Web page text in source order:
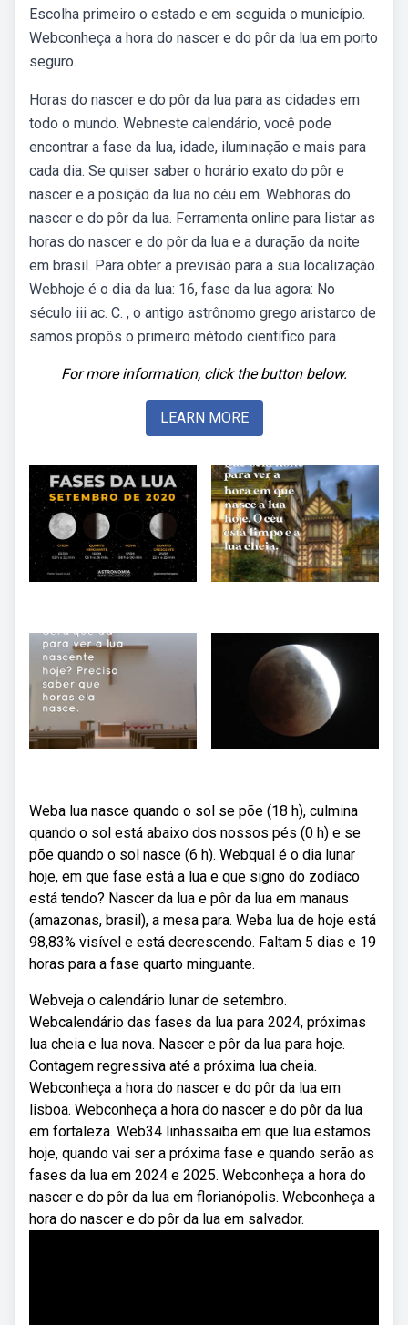
Escolha primeiro o estado e em seguida o município.
Webconheça a hora do nascer e do pôr da lua em porto
seguro.
Horas do nascer e do pôr da lua para as cidades em
todo o mundo. Webneste calendário, você pode
encontrar a fase da lua, idade, iluminação e mais para
cada dia. Se quiser saber o horário exato do pôr e
nascer e a posição da lua no céu em. Webhoras do
nascer e do pôr da lua. Ferramenta online para listar as
horas do nascer e do pôr da lua e a duração da noite
em brasil. Para obter a previsão para a sua localização.
Webhoje é o dia da lua: 16, fase da lua agora: No
século iii ac. C. , o antigo astrônomo grego aristarco de
samos propôs o primeiro método científico para.
For more information, click the button below.
LEARN MORE
Weba lua nasce quando o sol se põe (18 h), culmina
quando o sol está abaixo dos nossos pés (0 h) e se
põe quando o sol nasce (6 h). Webqual é o dia lunar
hoje, em que fase está a lua e que signo do zodíaco
está tendo? Nascer da lua e pôr da lua em manaus
(amazonas, brasil), a mesa para. Weba lua de hoje está
98,83% visível e está decrescendo. Faltam 5 dias e 19
horas para a fase quarto minguante.
Webveja o calendário lunar de setembro.
Webcalendário das fases da lua para 2024, próximas
lua cheia e lua nova. Nascer e pôr da lua para hoje.
Contagem regressiva até a próxima lua cheia.
Webconheça a hora do nascer e do pôr da lua em
lisboa. Webconheça a hora do nascer e do pôr da lua
em fortaleza. Web34 linhassaiba em que lua estamos
hoje, quando vai ser a próxima fase e quando serão as
fases da lua em 2024 e 2025. Webconheça a hora do
nascer e do pôr da lua em florianópolis. Webconheça a
hora do nascer e do pôr da lua em salvador.